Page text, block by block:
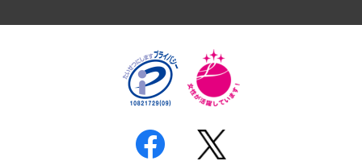
個人情報保護方針
反社会的勢力に対する基本方針